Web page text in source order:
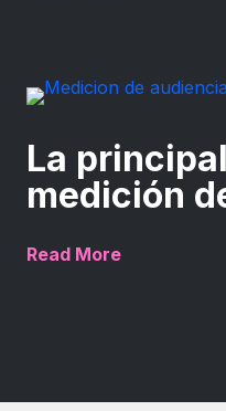
La
medición
Read More